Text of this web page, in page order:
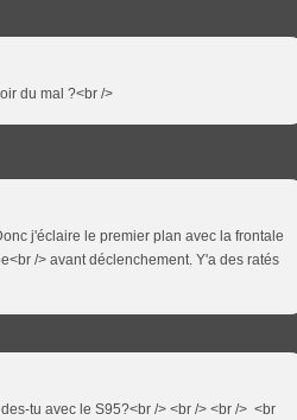
du mal ?<br />
j'éclaire le premier plan avec la frontale
/> avant déclenchement. Y'a des ratés
tu avec le S95?<br /> <br /> <br /> <br